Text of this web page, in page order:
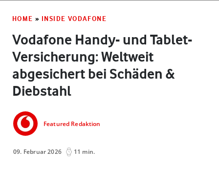
HOME » INSIDE VODAFONE
Vodafone Handy- und Tablet-
Versicherung: Weltweit
abgesichert bei Schäden &
Diebstahl
Featured Redaktion
09. Februar 2026 11 min.